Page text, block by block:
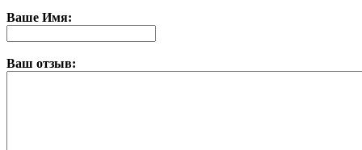
Ваше Имя:
Ваш отзыв: